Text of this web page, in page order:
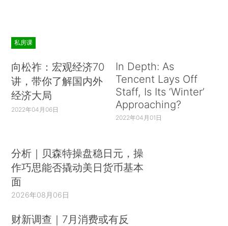
私房课
向松祚：宏观经济70
讲，带你了解国内外
经济大局
2022年04月06日
In Depth: As
Tencent Lays Off
Staff, Is Its ‘Winter’
Approaching?
2022年04月01日
分析｜贝森特操盘稳日元，操
作巧思能否撬动美日货币基本
面
2026年08月06日
财新调查｜7月消费或有反